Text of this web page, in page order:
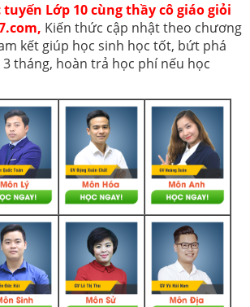
tuyến Lớp 10 cùng thầy cô giáo giỏi
Kiến thức cập nhật theo chương
kết giúp học sinh học tốt, bứt phá
3 tháng, hoàn trả học phí nếu học